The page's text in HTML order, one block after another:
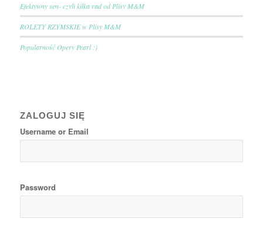
Efektywny sen- czyli kilka rad od Plisy M&M
ROLETY RZYMSKIE w Plisy M&M
Popularność Opery Pearl :)
ZALOGUJ SIĘ
Username or Email
Password